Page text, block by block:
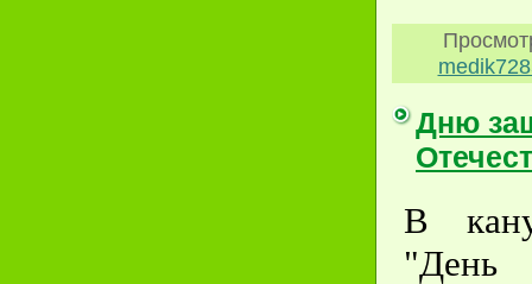
Дню
В